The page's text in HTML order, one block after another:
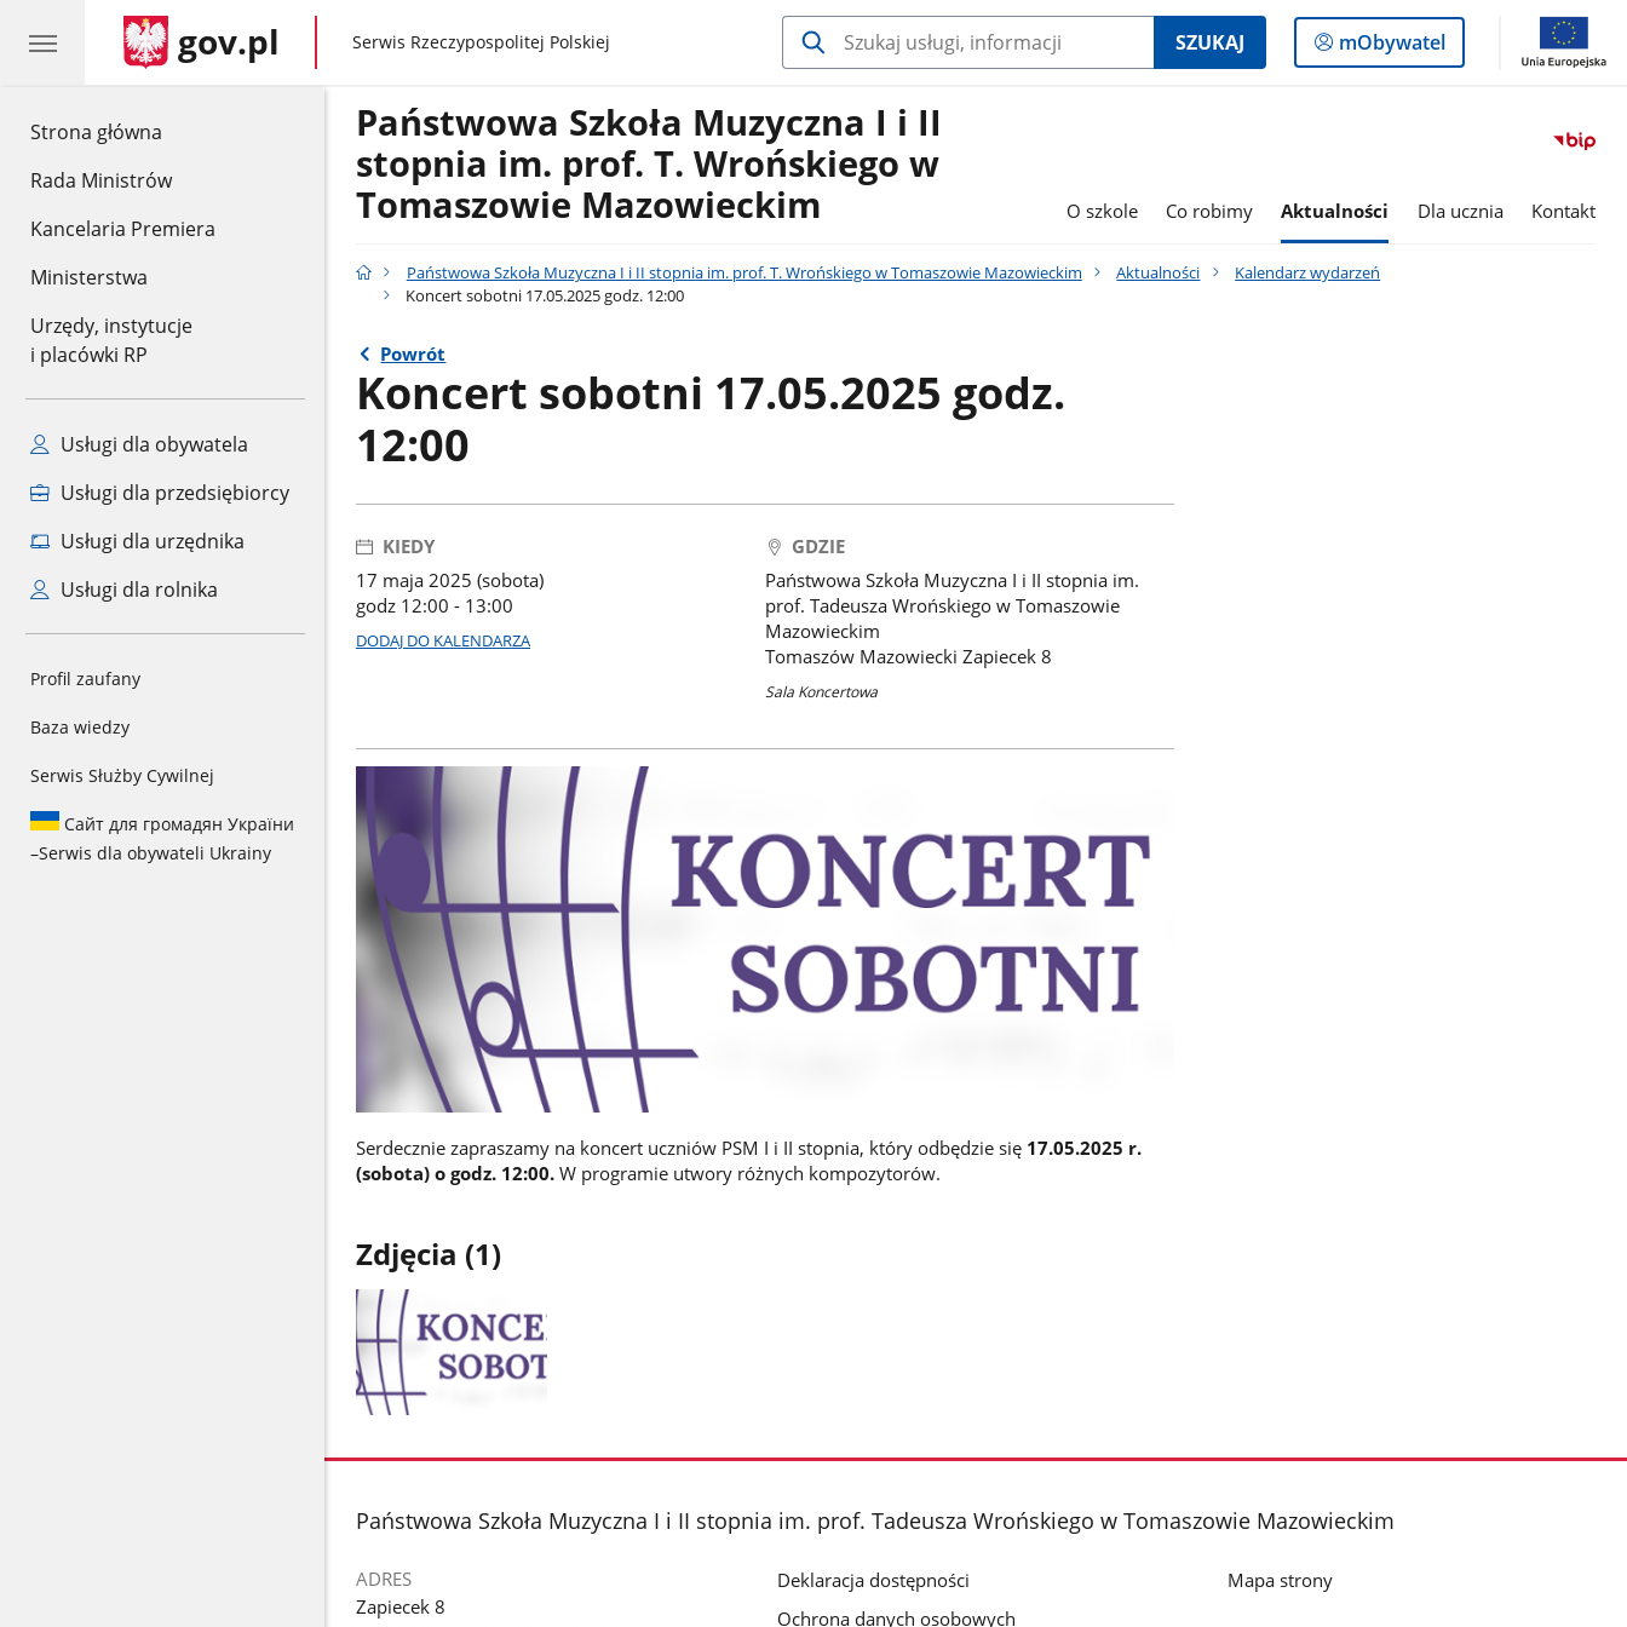
Strona główna
Rada Ministrów
Kancelaria Premiera
Ministerstwa
Urzędy, instytucje
i placówki RP
Usługi dla obywatela
Usługi dla przedsiębiorcy
Usługi dla urzędnika
Usługi dla rolnika
Profil zaufany
Baza wiedzy
Serwis Służby Cywilnej
Сайт для громадян України
–Serwis dla obywateli Ukrainy
gov.pl gov.pl
Serwis Rzeczypospolitej Polskiej SZUKAJ
Logowanie
do
mObywatel
Państwowa Szkoła Muzyczna I i II
stopnia im. prof. T. Wrońskiego w
Tomaszowie Mazowieckim
O szkole Co robimy Aktualności Dla ucznia Kontakt
Państwowa Szkoła Muzyczna I i II stopnia im. prof. T. Wrońskiego w Tomaszowie Mazowieckim Aktualności
Kalendarz wydarzeń
Koncert sobotni 17.05.2025 godz. 12:00
Powrót
Koncert sobotni 17.05.2025 godz.
12:00
KIEDY
17 maja 2025 (sobota)
godz 12:00 - 13:00
DODAJ DO KALENDARZA
GDZIE
Państwowa Szkoła Muzyczna I i II stopnia im.
prof. Tadeusza Wrońskiego w Tomaszowie
Mazowieckim
Tomaszów Mazowiecki Zapiecek 8
Sala Koncertowa
Serdecznie zapraszamy na koncert uczniów PSM I i II stopnia, który odbędzie się17.05.2025 r.
(sobota) o godz. 12:00.W programie utwory różnych kompozytorów.
Zdjęcia (1)
zdjęcie
galerii.
stopka
Państwowa Szkoła Muzyczna I i II stopnia im. prof. Tadeusza Wrońskiego w Tomaszowie Mazowieckim
ADRES
Zapiecek 8
Deklaracja dostępności
Ochrona danych osobowych
Mapa strony